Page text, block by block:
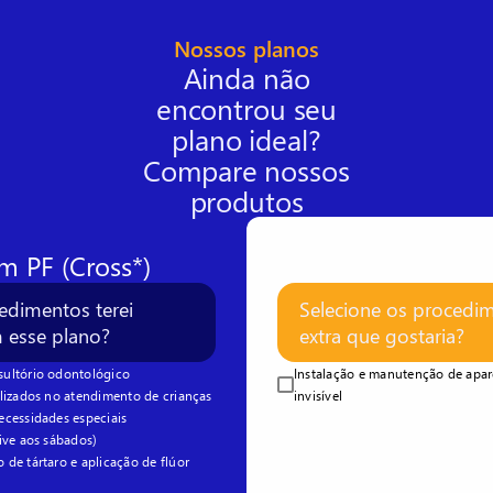
Nossos planos
Ainda não
encontrou seu
plano ideal?
Compare nossos
produtos
PF (Cross*)
terei
plano?
odontológico
no atendimento de crianças
especiais
aos sábados)
de tártaro e aplicação de flúor
Selecione os
extra que gostaria?
Instalação e manutenção de
invisível